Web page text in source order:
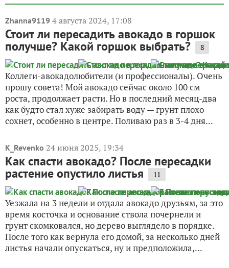
Zhanna9119 4 августа 2024, 17:08
Стоит ли пересадить авокадо в горшок
получше? Какой горшок выбрать? 8
Коллеги-авокадолюбители (и профессионалы). Очень
прошу совета! Мой авокадо сейчас около 100 см
роста, продолжает расти. Но в последний месяц-два
как будто стал хуже забирать воду — грунт плохо
сохнет, особенно в центре. Поливаю раз в 3-4 дня...
K_Revenko 24 июня 2025, 19:34
Как спасти авокадо? После пересадки
растение опустило листья 11
Уезжала на 3 недели и отдала авокадо друзьям, за это
время косточка и основание ствола почернели и
грунт скомковался, но дерево выглядело в порядке.
После того как вернула его домой, за несколько дней
листья начали опускаться, ну и предположила,...